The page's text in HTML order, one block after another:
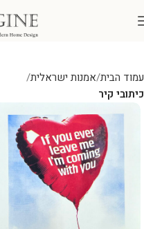
עמוד הבית אמנות ישראלית
כיתובי קיר